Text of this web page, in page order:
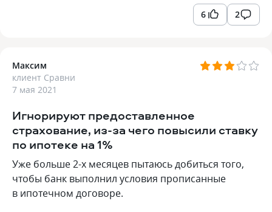
6 2
Максим
клиент Сравни
7 мая 2021
Игнорируют предоставленное
страхование, из-за чего повысили ставку
по ипотеке на 1%
Уже больше 2-х месяцев пытаюсь добиться того,
чтобы банк выполнил условия прописанные
в ипотечном договоре.